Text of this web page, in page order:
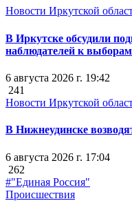
Новости Иркутской
В Иркутске обсудили
наблюдателей к
6 августа 2026 г. 19:42
241
Новости Иркутской
В Нижнеудинске
6 августа 2026 г. 17:04
262
#"Единая Россия"
Происшествия